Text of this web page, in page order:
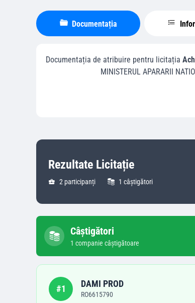
Documentația
Documentația de atribuire pentru licitația
MINISTERUL APARARII
Rezultate Licitație
2 participanți 1 câștigători
Câștigători
1 companie câștigătoare
#1 DAMI PROD
RO6615790